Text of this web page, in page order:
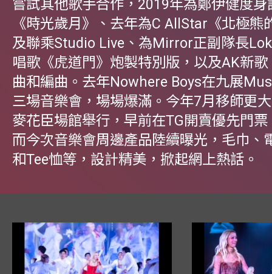
嘗試其他歌手合作，2019年為鄭伊健度身
《時光歲月》、去年為C AllStar《北極熊
及聯乘Studio Live、為Mirror正副隊長
唱歌《虎道門》炮製特別版，以及AK新
曲和編曲。去年Nowhere Boys在九展
三場音樂會，場場爆滿。今年7月移師更
麥花臣場館舉行，早前在TG開賣優先門
而今次音樂會周邊產品陸續曝光，毛巾、
和Tee恤等，設計精美，掀起網上熱話。